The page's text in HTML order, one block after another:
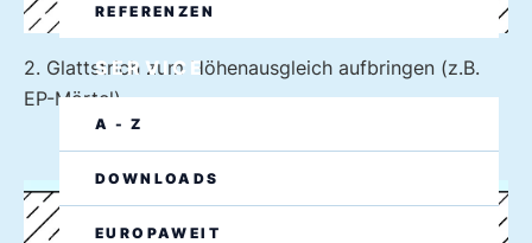
REFERENZEN
SERVICE
A - Z
DOWNLOADS
EUROPAWEIT
2. Glattstrich zum Höhenausgleich aufbringen (z.B.
EP-Mörtel).